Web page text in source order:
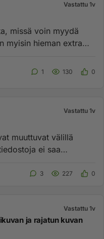
Vastattu 1v
myisin hieman extra
1 130 0
Vastattu 1v
3 227 0
Vastattu 1v
ja rajatun kuvan